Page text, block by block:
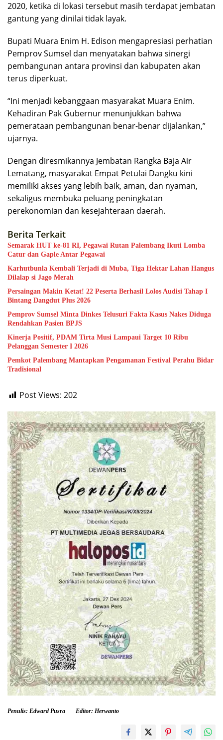
2020, ketika di lokasi tersebut masih terdapat jembatan
gantung yang dinilai tidak layak.
Bupati Muara Enim H. Edison mengapresiasi perhatian
Pemprov Sumsel dan menyatakan bahwa sinergi
pembangunan antara provinsi dan kabupaten akan
terus diperkuat.
“Ini menjadi kebanggaan masyarakat Muara Enim.
Kehadiran Pak Gubernur menunjukkan bahwa
pemerataan pembangunan benar-benar dijalankan,”
ujarnya.
Dengan diresmikannya Jembatan Rangka Baja Air
Lematang, masyarakat Empat Petulai Dangku kini
memiliki akses yang lebih baik, aman, dan nyaman,
sekaligus membuka peluang peningkatan
perekonomian dan kesejahteraan daerah.
Berita Terkait
Semarak HUT ke-81 RI, Pegawai Rutan Palembang Ikuti Lomba
Catur dan Gaple Antar Pegawai
Karhutbunla Kembali Terjadi di Muba, Tiga Hektar Lahan Hangus
Dilalap si Jago Merah
Persaingan Makin Ketat! 22 Peserta Berhasil Lolos Audisi Tahap I
Bintang Dangdut Plus 2026
Pemprov Sumsel Minta Dinkes Telusuri Fakta Kasus Nakes Diduga
Rendahkan Pasien BPJS
Kinerja Positif, PDAM Tirta Musi Lampaui Target 10 Ribu
Pelanggan Semester I 2026
Pemkot Palembang Mantapkan Pengamanan Festival Perahu Bidar
Tradisional
Post Views: 202
Penulis: Edward Pusra Editor: Herwanto